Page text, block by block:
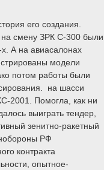
его создания.
на смену ЗРК С-300 были
А на авиасалонах
модели
потом работы были
на шасси
2001. Помогла, как ни
выиграть тендер,
зенитно-ракетный
РФ
контракта
опытное-